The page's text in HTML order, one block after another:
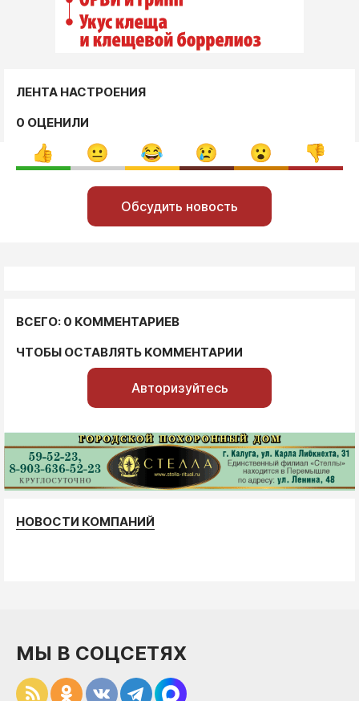
ЛЕНТА НАСТРОЕНИЯ
0 ОЦЕНИЛИ
Обсудить новость
ВСЕГО: 0 КОММЕНТАРИЕВ
ЧТОБЫ ОСТАВЛЯТЬ КОММЕНТАРИИ
Авторизуйтесь
НОВОСТИ КОМПАНИЙ
МЫ В СОЦСЕТЯХ